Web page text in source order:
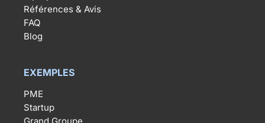
Références & Avis
FAQ
Blog
EXEMPLES
PME
Startup
Grand Groupe